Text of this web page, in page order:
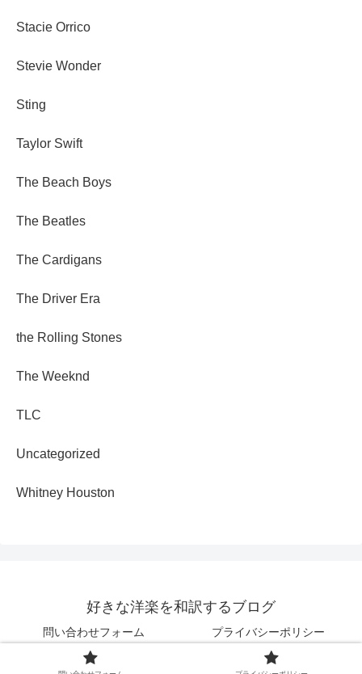
Stacie Orrico
Stevie Wonder
Sting
Taylor Swift
The Beach Boys
The Beatles
The Cardigans
The Driver Era
the Rolling Stones
The Weeknd
TLC
Uncategorized
Whitney Houston
好きな洋楽を和訳するブログ
問い合わせフォーム プライバシーポリシー
© 2025 好きな洋楽を和訳するブログ.